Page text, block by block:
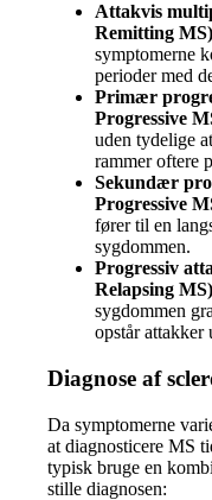
Attakvis
Remitting
symptomerne
perioder med
Primær
Progressive
uden tydelige
rammer oftere
Sekundær
Progressive
fører til en
sygdommen.
Progressiv
Relapsing
sygdommen
opstår attakker
Diagnose af
Da symptomerne
at diagnosticere MS
typisk bruge en
stille diagnosen: